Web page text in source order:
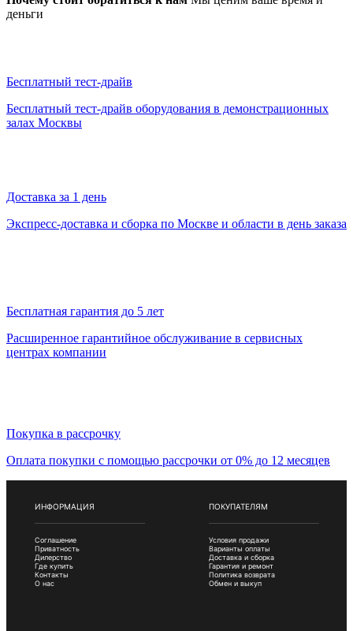
деньги
Бесплатный тест-драйв
Бесплатный тест-драйв оборудования в демонстрационных
залах Москвы
Доставка за 1 день
Экспресс-доставка и сборка по Москве и области в день заказа
Бесплатная гарантия до 5 лет
Расширенное гарантийное обслуживание в сервисных
центрах компании
Покупка в рассрочку
Оплата покупки с помощью рассрочки от 0% до 12 месяцев
ИНФОРМАЦИЯ
Соглашение
Приватность
Дилерство
Где купить
Контакты
О нас
ПОКУПАТЕЛЯМ
Условия продажи
Варианты оплаты
Доставка и сборка
Гарантия и ремонт
Политика возврата
Обмен и выкуп